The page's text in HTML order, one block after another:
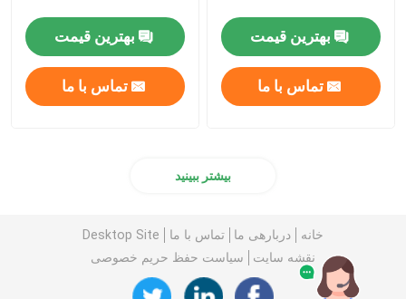
بهترین قیمت
تماس با ما
بهترین قیمت
تماس با ما
بیشتر ببینید
خانه دربارهی ما تماس با ما
Desktop Site
نقشه سایت
سیاست حفظ حریم خصوصی